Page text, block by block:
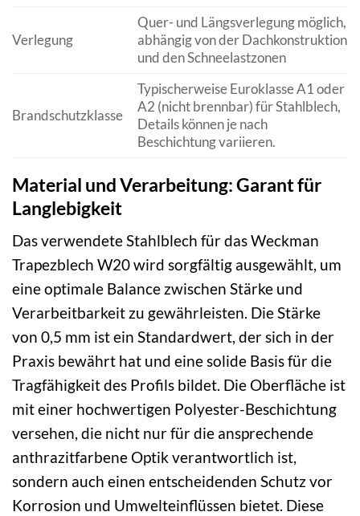
Verlegung
Quer- und Längsverlegung möglich,
abhängig von der Dachkonstruktion
und den Schneelastzonen
Brandschutzklasse
Typischerweise Euroklasse A1 oder
A2 (nicht brennbar) für Stahlblech,
Details können je nach
Beschichtung variieren.
Material und Verarbeitung: Garant für
Langlebigkeit
Das verwendete Stahlblech für das Weckman
Trapezblech W20 wird sorgfältig ausgewählt, um
eine optimale Balance zwischen Stärke und
Verarbeitbarkeit zu gewährleisten. Die Stärke
von 0,5 mm ist ein Standardwert, der sich in der
Praxis bewährt hat und eine solide Basis für die
Tragfähigkeit des Profils bildet. Die Oberfläche ist
mit einer hochwertigen Polyester-Beschichtung
versehen, die nicht nur für die ansprechende
anthrazitfarbene Optik verantwortlich ist,
sondern auch einen entscheidenden Schutz vor
Korrosion und Umwelteinflüssen bietet. Diese